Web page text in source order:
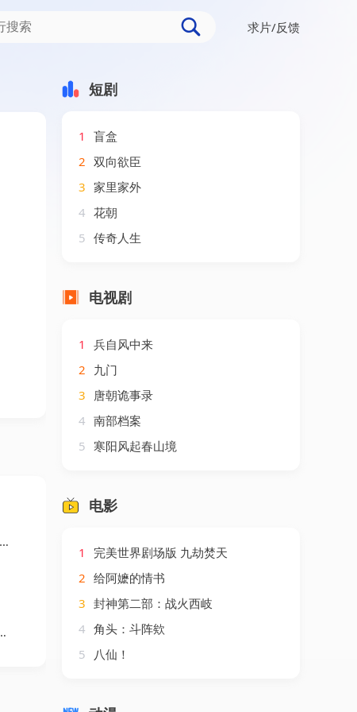
求片/反馈
短剧
1
盲盒
2 双向欲臣
3 家里家外
4 花朝
5 传奇人生
电视剧
1
兵自风中来
2 九门
3 唐朝诡事录
4 南部档案
5 寒阳风起春山境
电影
1
完美世界剧场版 九劫焚天
2 给阿嬷的情书
3 封神第二部：战火西岐
4 角头：斗阵欸
5
八仙！